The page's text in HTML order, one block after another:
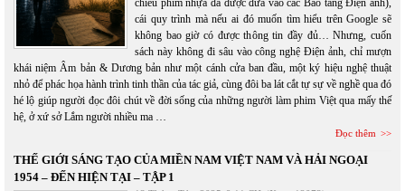
chiếu phim nhựa đã được đưa vào các Bảo tàng Điện ảnh),
cái quy trình mà nếu ai đó muốn tìm hiểu trên Google sẽ
không bao giờ có được thông tin đầy đủ… Nhưng, cuốn
sách này không đi sâu vào công nghệ Điện ảnh, chỉ mượn
khái niệm Âm bản & Dương bản như một cánh cửa ban đầu, một ký hiệu nghệ thuật
nhỏ để phác họa hành trình tinh thần của tác giả, cùng đôi ba lát cắt tự sự về nghề qua đó
hé lộ giúp người đọc đôi chút về đời sống của những người làm phim Việt qua mấy thế
hệ, ở xứ sở Lắm người nhiều ma …
Đọc thêm
THẾ GIỚI SÁNG TẠO CỦA MIỀN NAM VIỆT NAM VÀ HẢI NGOẠI
1954 – ĐẾN HIỆN TẠI – TẬP 1